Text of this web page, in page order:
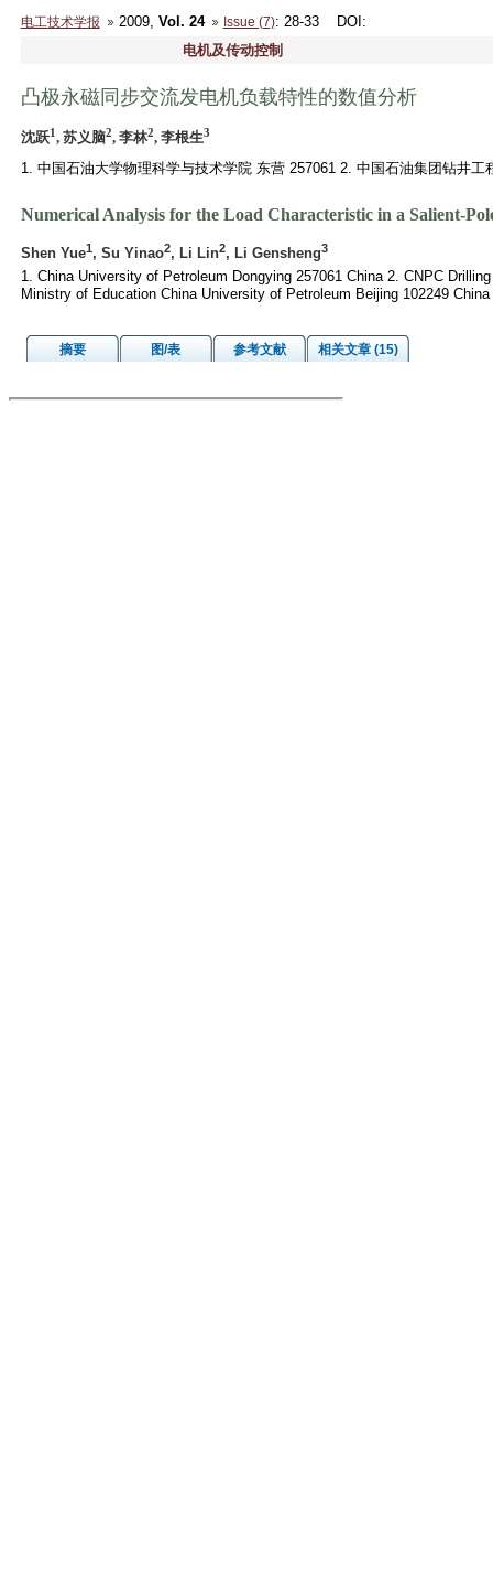
电工技术学报 2009, Vol. 24 Issue (7): 28-33 DOI :
电机及传动控制
凸极永磁同步交流发电机负载特性的数值分析
沈跃1, 苏义脑2, 李林2, 李根生3
1. 中国石油大学物理科学与技术学院 东营 257061 2. 中国石油集团钻井
Numerical Analysis for the Load Characteristic in a Salient-
Shen Yue1, Su Yinao2, Li Lin2, Li Gensheng3
1. China University of Petroleum Dongying 257061 China 2. CNPC
Ministry of Education China University of Petroleum Beijing 102249 China
摘要 图/表 参考文献 相关文章 (15)